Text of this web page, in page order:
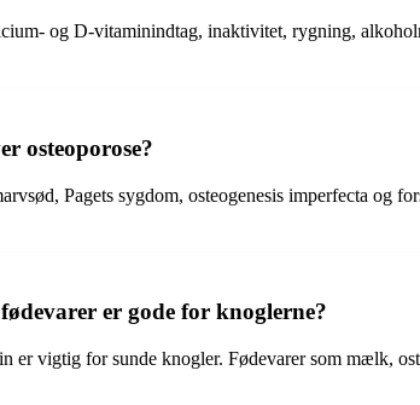
og D-vitaminindtag, inaktivitet, rygning,
osteoporose?
Pagets sygdom, osteogenesis imperfecta og
er gode for knoglerne?
vigtig for sunde knogler. Fødevarer som mælk,